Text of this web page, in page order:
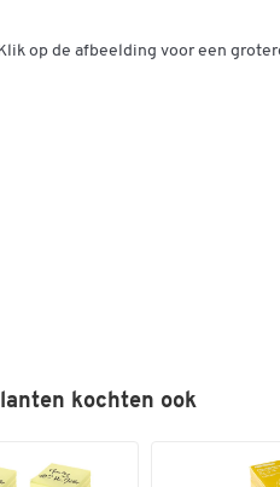
op de afbeelding voor een
kochten ook